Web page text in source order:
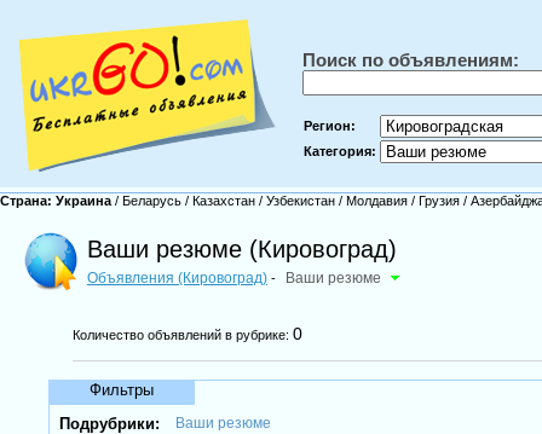
Поиск по объявлениям:
Регион:
Категория:
Страна: Украина / Беларусь / Казахстан / Узбекистан / Молдавия / Грузия /
Ваши резюме (Кировоград)
Объявления (Кировоград) - Ваши резюме
Количество объявлений в рубрике: 0
Фильтры
Подрубрики:
Ваши резюме